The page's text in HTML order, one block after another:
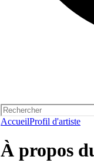
AccueilProfil d'artiste
À propos